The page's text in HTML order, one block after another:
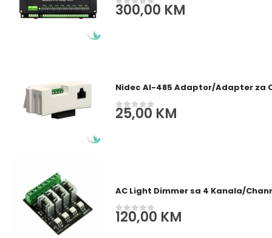
0out of 5
300,00 KM
Nidec AI-485 Adaptor/Adapter za
0out of 5
25,00KM
AC Light Dimmer sa 4 Kanala/
out of 5
120,00 KM